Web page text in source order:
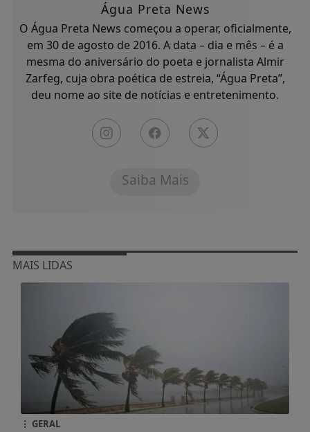
Água Preta News
O Água Preta News começou a operar, oficialmente,
em 30 de agosto de 2016. A data – dia e mês – é a
mesma do aniversário do poeta e jornalista Almir
Zarfeg, cuja obra poética de estreia, “Água Preta”,
deu nome ao site de notícias e entretenimento.
Saiba Mais
MAIS LIDAS
GERAL